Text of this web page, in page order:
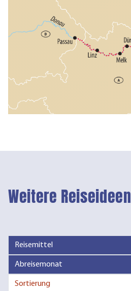
Weitere Reiseideen